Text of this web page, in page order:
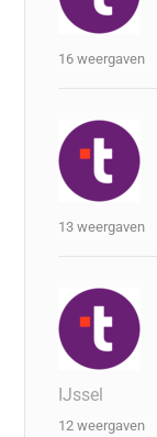
16 weergaven
13 weergaven
IJssel
12 weergaven